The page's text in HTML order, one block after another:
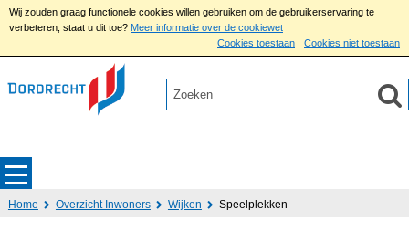
Wij zouden graag functionele cookies willen gebruiken om de gebruikerservaring te
verbeteren, staat u dit toe? Meer informatie over de cookiewet
Cookies toestaan
Cookies niet toestaan
Home Overzicht Inwoners Wijken Speelplekken